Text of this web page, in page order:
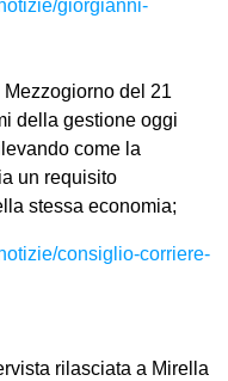
giorgianni-
del 21
della gestione oggi
come la
un requisito
stessa economia;
consiglio-corriere-
rilasciata a Mirella